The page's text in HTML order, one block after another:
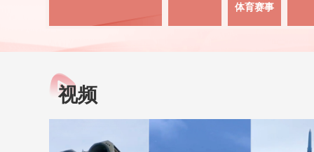
体育赛事
视频